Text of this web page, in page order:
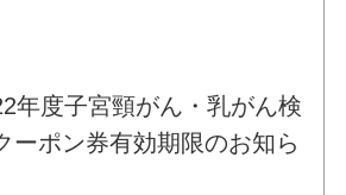
年度子宮頸がん・乳がん検
ーポン券有効期限のお知ら